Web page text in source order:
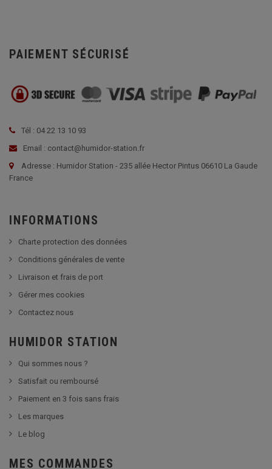
PAIEMENT SÉCURISÉ
Tél : 04 22 13 10 93
Email : contact@humidor-station.fr
Adresse : Humidor Station - 235 allée Hector Pintus 06610 La Gaude
France
INFORMATIONS
Charte protection des données
Conditions générales de vente
Livraison et frais de port
Gérer mes cookies
Contactez nous
HUMIDOR STATION
Qui sommes nous ?
Satisfait ou remboursé
Paiement en 3 fois sans frais
Les marques
Le blog
MES COMMANDES